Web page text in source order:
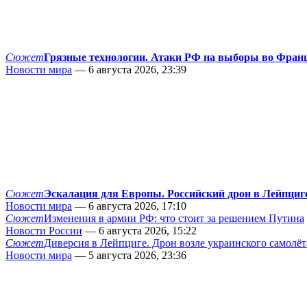
СюжетГрязные технологии. Атаки РФ на выборы во
Новости мира — 6 августа 2026, 23:39
СюжетЭскалация для Европы. Российский дрон в
Новости мира — 6 августа 2026, 17:10
СюжетИзменения в армии РФ: что стоит за решением Путина
Новости России — 6 августа 2026, 15:22
СюжетДиверсия в Лейпциге. Дрон возле украинского
Новости мира — 5 августа 2026, 23:36